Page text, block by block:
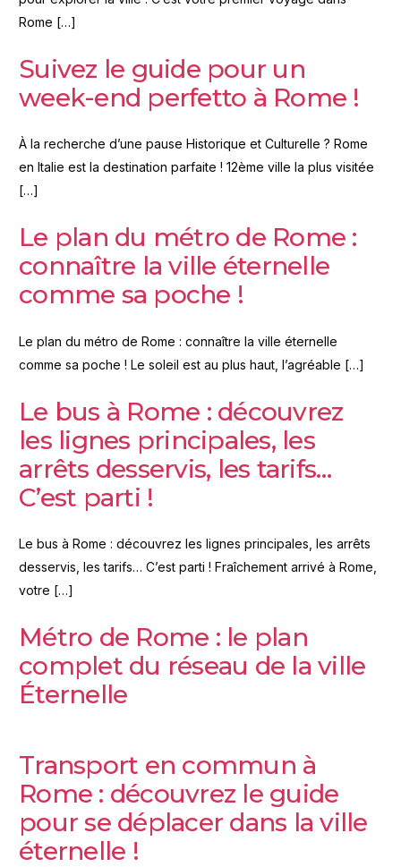
Rome […]
Suivez le guide pour un
week-end perfetto à Rome !
À la recherche d’une pause Historique et Culturelle ? Rome
en Italie est la destination parfaite ! 12ème ville la plus visitée
[…]
Le plan du métro de Rome :
connaître la ville éternelle
comme sa poche !
Le plan du métro de Rome : connaître la ville éternelle
comme sa poche ! Le soleil est au plus haut, l’agréable […]
Le bus à Rome : découvrez
les lignes principales, les
arrêts desservis, les tarifs…
C’est parti !
Le bus à Rome : découvrez les lignes principales, les arrêts
desservis, les tarifs… C’est parti ! Fraîchement arrivé à Rome,
votre […]
Métro de Rome : le plan
complet du réseau de la ville
Éternelle
Transport en commun à
Rome : découvrez le guide
pour se déplacer dans la ville
éternelle !